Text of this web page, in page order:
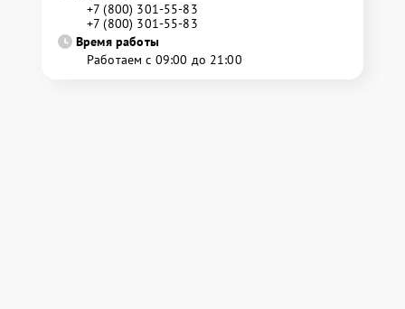
+7 (800) 301-55-83
+7 (800) 301-55-83
Время работы
Работаем с 09:00 до 21:00